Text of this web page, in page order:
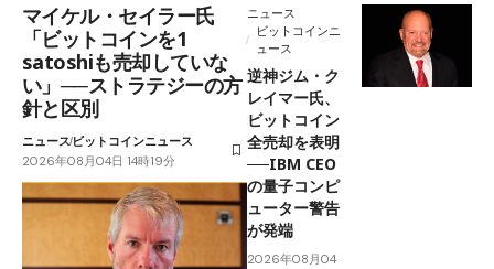
マイケル・セイラー氏
「ビットコインを1
satoshiも売却していな
い」──ストラテジーの方
針と区別
ニュースビットコインニュース
2026年08月04日 14時19分
ニュース
ビットコインニ
ュース
逆神ジム・ク
レイマー氏、
ビットコイン
全売却を表明
──IBM CEO
の量子コンピ
ューター警告
が発端
2026年08月04